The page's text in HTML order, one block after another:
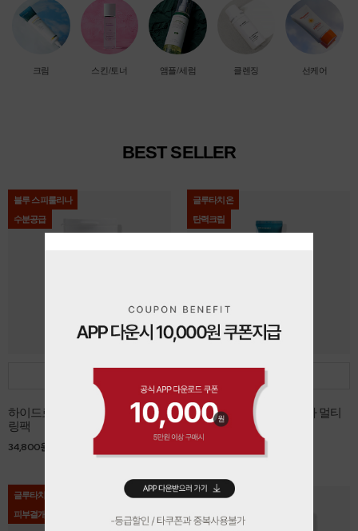
크림 스킨/토너 앰플/세럼 클렌징 선케어
BEST SELLER
블루 스피룰리나
수분공급
하이드로 블루 스피룰리나 모델
링팩
34,800원
글루타치온
탄력크림
데쌍브르 글루타치온 시카 멀티
리페어 크림 30ml
글루타치온
피부결개선
BEST